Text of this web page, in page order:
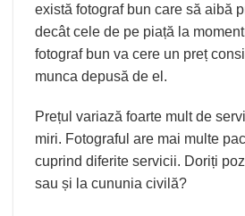
există fotograf bun care să aibă
decât cele de pe piață la
fotograf bun va cere un preț
munca depusă de el.
Prețul variază foarte mult de
miri. Fotograful are mai multe
cuprind diferite servicii. Doriți
sau și la cununia civilă?